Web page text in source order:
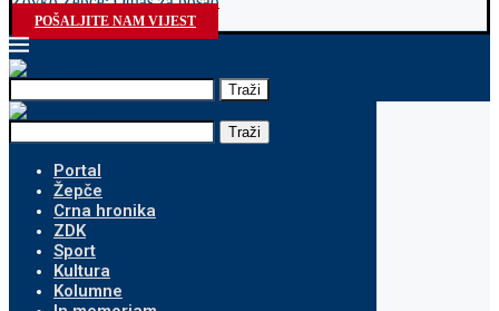
POŠALJITE NAM VIJEST
Traži
Traži
Portal
Žepče
Crna hronika
ZDK
Sport
Kultura
Kolumne